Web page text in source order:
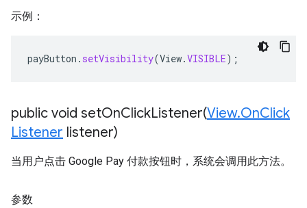
示例：
payButton . setVisibility(View.VISIBLE);
public void setOnClickListener(View.OnClick
Listener listener)
当用户点击 Google Pay 付款按钮时，系统会调用此方法。
参数